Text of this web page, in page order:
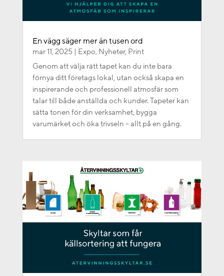
En vägg säger mer än tusen ord
mar 11, 2025 | Expo, Nyheter, Print
Genom att välja rätt tapet kan du inte bara
förnya ditt företags lokal, utan också skapa en
inspirerande och professionell atmosfär som
talar till både anställda och kunder. Tapeter kan
sätta tonen för din verksamhet, bygga
varumärket och öka trivseln – allt på en gång.